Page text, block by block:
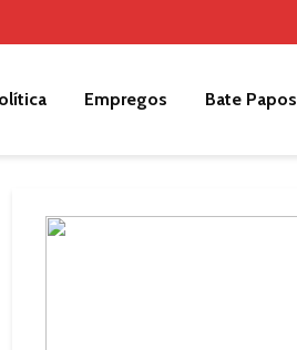
Empregos Bate Papos